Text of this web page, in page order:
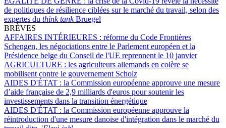
de politiques de résilience ciblées sur le marché du travail, selon des
expertes du think tankBruegel
BRÈVES
AFFAIRES INTÉRIEURES : réforme du Code Frontières
Schengen, les négociations entre le Parlement européen et la
Présidence belge du Conseil de l'UE reprennent le 10 janvier
AGRICULTURE : les agriculteurs allemands en colère se
mobilisent contre le gouvernement Scholz
AIDES D'ÉTAT : la Commission européenne approuve une mesure
d’aide française de 2,9 milliards d'euros pour soutenir les
investissements dans la transition énergétique
AIDES D'ÉTAT : la Commission européenne approuve la
réintroduction d'une mesure danoise d'intégration dans le marché du